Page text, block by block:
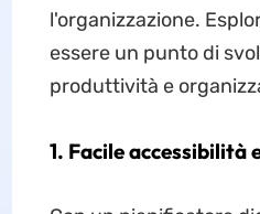
l'organizzazione.
essere un punto di
produttività e
1. Facile accessibilità